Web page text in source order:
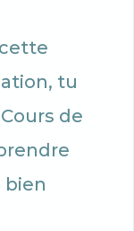
tu
de
bien